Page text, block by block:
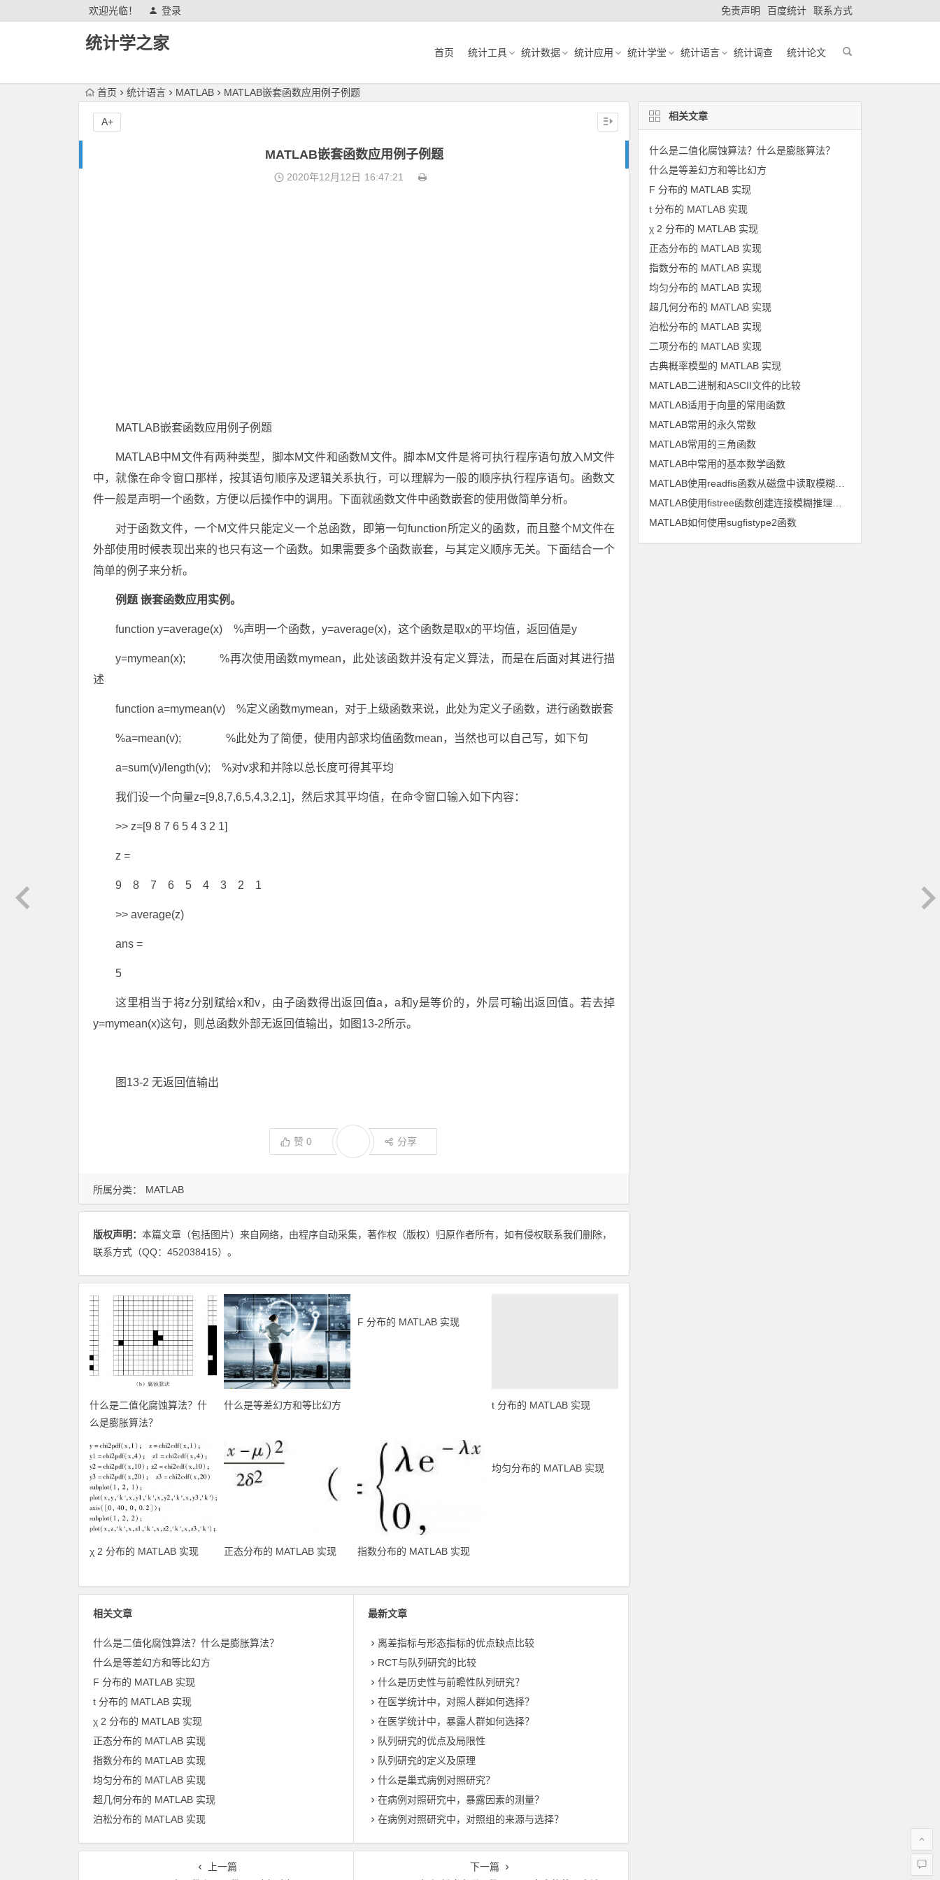
欢迎光临！ 登录 免责声明 百度统计 联系方式
统计学之家 首页 统计工具 统计数据 统计应用 统计学堂 统计语言 统计调查 统计论文
首页 统计语言 MATLAB MATLAB嵌套函数应用例子例题
MATLAB嵌套函数应用例子例题
2020年12月12日 16:47:21
MATLAB嵌套函数应用例子例题
MATLAB中M文件有两种类型，脚本M文件和函数M文件。脚本M文件是将可执行程序语句放入M文件
中，就像在命令窗口那样，按其语句顺序及逻辑关系执行，可以理解为一般的顺序执行程序语句。函数文
件一般是声明一个函数，方便以后操作中的调用。下面就函数文件中函数嵌套的使用做简单分析。
对于函数文件，一个M文件只能定义一个总函数，即第一句function所定义的函数，而且整个M文件在
外部使用时候表现出来的也只有这一个函数。如果需要多个函数嵌套，与其定义顺序无关。下面结合一个
简单的例子来分析。
例题 嵌套函数应用实例。
function y=average(x) %声明一个函数，y=average(x)，这个函数是取x的平均值，返回值是y
y=mymean(x); %再次使用函数mymean，此处该函数并没有定义算法，而是在后面对其进行描
述
function a=mymean(v) %定义函数mymean，对于上级函数来说，此处为定义子函数，进行函数嵌套
%a=mean(v); %此处为了简便，使用内部求均值函数mean，当然也可以自己写，如下句
a=sum(v)/length(v); %对v求和并除以总长度可得其平均
我们设一个向量z=[9,8,7,6,5,4,3,2,1]，然后求其平均值，在命令窗口输入如下内容：
>> z=[9 8 7 6 5 4 3 2 1]
z =
9 8 7 6 5 4 3 2 1
>> average(z)
ans =
5
这里相当于将z分别赋给x和v，由子函数得出返回值a，a和y是等价的，外层可输出返回值。若去掉
y=mymean(x)这句，则总函数外部无返回值输出，如图13-2所示。
图13-2 无返回值输出
赞 0 分享
A+
所属分类： MATLAB
版权声明： 本篇文章（包括图片）来自网络，由程序自动采集，著作权（版权）归原作者所有，如有侵权联系我们删除，
联系方式（QQ：452038415）。
什么是二值化腐蚀算法？什
么是膨胀算法？
什么是等差幻方和等比幻方 t 分布的 MATLAB 实现
χ 2 分布的 MATLAB 实现 正态分布的 MATLAB 实现 指数分布的 MATLAB 实现
相关文章
什么是二值化腐蚀算法？什么是膨胀算法？
什么是等差幻方和等比幻方
F 分布的 MATLAB 实现
t 分布的 MATLAB 实现
χ 2 分布的 MATLAB 实现
正态分布的 MATLAB 实现
指数分布的 MATLAB 实现
均匀分布的 MATLAB 实现
超几何分布的 MATLAB 实现
泊松分布的 MATLAB 实现
最新文章
离差指标与形态指标的优点缺点比较
RCT与队列研究的比较
什么是历史性与前瞻性队列研究？
在医学统计中，对照人群如何选择？
在医学统计中，暴露人群如何选择？
队列研究的优点及局限性
队列研究的定义及原理
什么是巢式病例对照研究？
在病例对照研究中，暴露因素的测量？
在病例对照研究中，对照组的来源与选择？
上一篇
下一篇
相关文章
什么是二值化腐蚀算法？什么是膨胀算法？
什么是等差幻方和等比幻方
F 分布的 MATLAB 实现
t 分布的 MATLAB 实现
χ 2 分布的 MATLAB 实现
正态分布的 MATLAB 实现
指数分布的 MATLAB 实现
均匀分布的 MATLAB 实现
超几何分布的 MATLAB 实现
泊松分布的 MATLAB 实现
二项分布的 MATLAB 实现
古典概率模型的 MATLAB 实现
MATLAB二进制和ASCII文件的比较
MATLAB适用于向量的常用函数
MATLAB常用的永久常数
MATLAB常用的三角函数
MATLAB中常用的基本数学函数
MATLAB如何使用sugfistype2函数